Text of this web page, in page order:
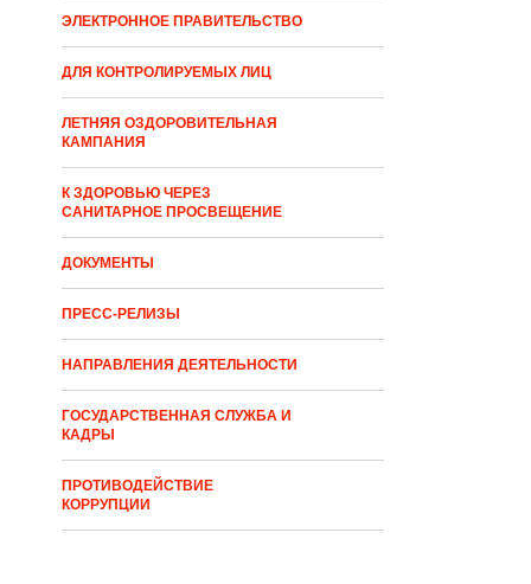
ЭЛЕКТРОННОЕ ПРАВИТЕЛЬСТВО
ДЛЯ КОНТРОЛИРУЕМЫХ ЛИЦ
ЛЕТНЯЯ ОЗДОРОВИТЕЛЬНАЯ
КАМПАНИЯ
К ЗДОРОВЬЮ ЧЕРЕЗ
САНИТАРНОЕ ПРОСВЕЩЕНИЕ
ДОКУМЕНТЫ
ПРЕСС-РЕЛИЗЫ
НАПРАВЛЕНИЯ ДЕЯТЕЛЬНОСТИ
ГОСУДАРСТВЕННАЯ СЛУЖБА И
КАДРЫ
ПРОТИВОДЕЙСТВИЕ
КОРРУПЦИИ